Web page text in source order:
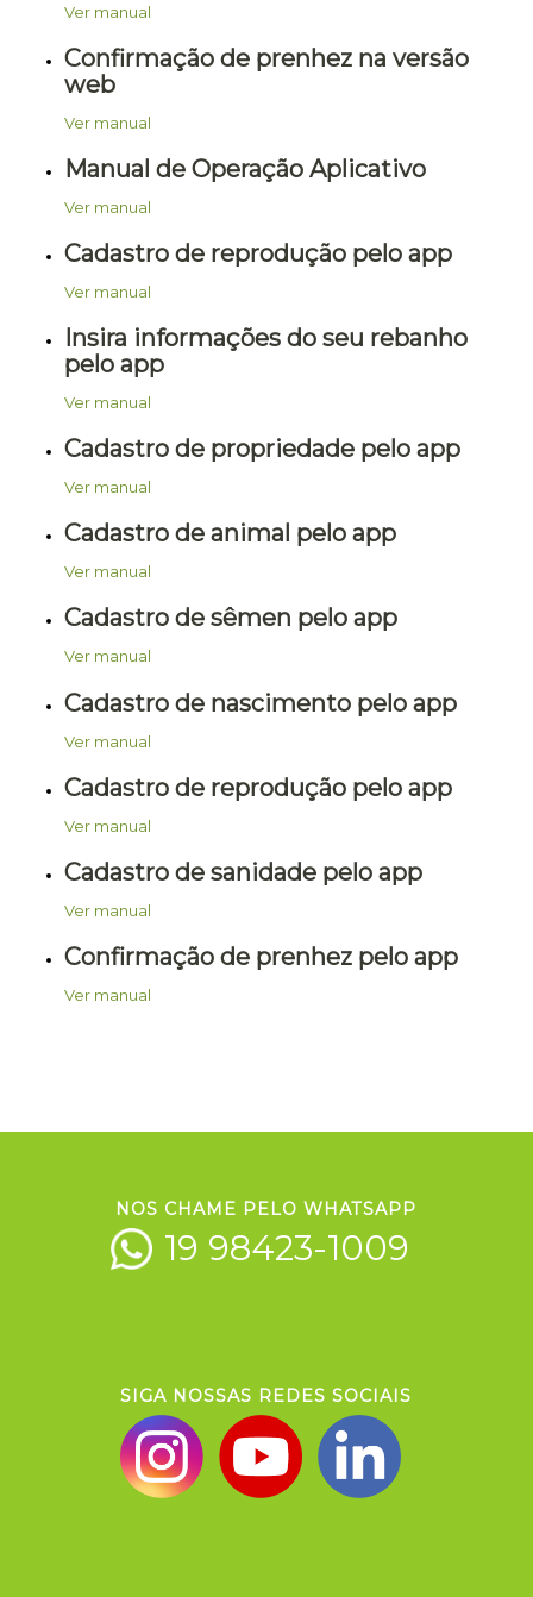
Ver manual
Confirmação de prenhez na versão
web
Ver manual
Manual de Operação Aplicativo
Ver manual
Cadastro de reprodução pelo app
Ver manual
Insira informações do seu rebanho
pelo app
Ver manual
Cadastro de propriedade pelo app
Ver manual
Cadastro de animal pelo app
Ver manual
Cadastro de sêmen pelo app
Ver manual
Cadastro de nascimento pelo app
Ver manual
Cadastro de reprodução pelo app
Ver manual
Cadastro de sanidade pelo app
Ver manual
Confirmação de prenhez pelo app
Ver manual
NOS CHAME PELO WHATSAPP
19 98423-1009
SIGA NOSSAS REDES SOCIAIS